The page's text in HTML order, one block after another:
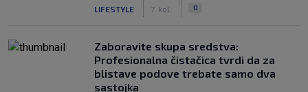
LIFESTYLE 7. kol. 0
Zaboravite skupa sredstva:
Profesionalna čistačica tvrdi da za
blistave podove trebate samo dva
sastojka